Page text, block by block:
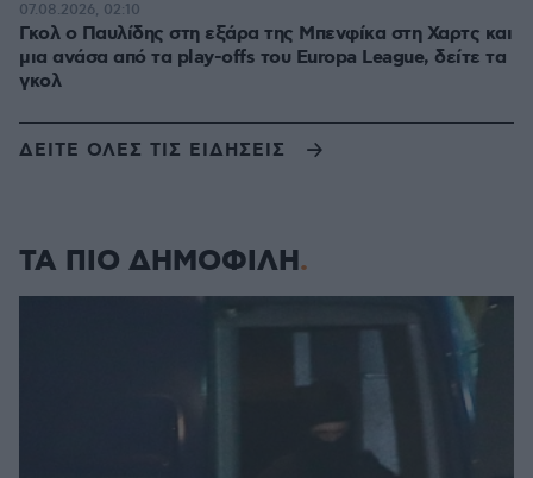
Γκολ ο Παυλίδης στη εξάρα της Μπενφίκα στη Χαρτς και
μια ανάσα από τα play-offs του Europa League, δείτε τα
γκολ
07.08.2026, 02:10
ΔΕΙΤΕ ΟΛΕΣ ΤΙΣ ΕΙΔΗΣΕΙΣ
ΤΑ ΠΙΟ ΔΗΜΟΦΙΛΗ